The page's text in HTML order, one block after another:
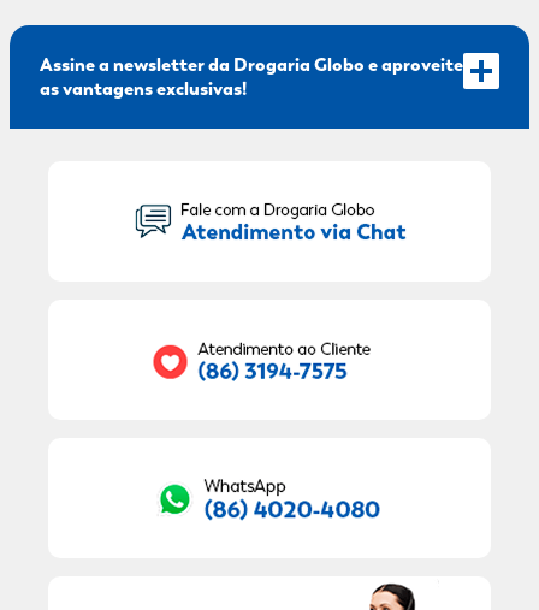
Assine a newsletter da Drogaria Globo e aproveite
as vantagens exclusivas!